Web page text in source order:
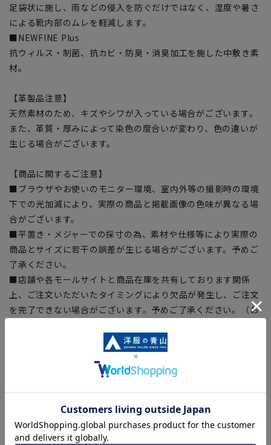
足袋状に施し、雨などの侵入を防ぐだけではなく、湿度や暑さ
による靴内部のムレを軽減します。
■NEWFINE Plus
抗ウィルス・制菌、抗カビ・防臭・消臭加工を施した中敷き素
材。
【革製品注意】
天然素材のため、キズやシワが入っている場合がございます。
また、革質・厚みによって染色の度合いが変わり、色の違いが
生じる場合がございます。
【商品に関するご注意】
■ブラウザやお使いのモニター環境、室内外等の撮影時の環境
下での光加減により、実際の商品と掲載画像の色味が異なる場
合がございます。
■平置き・メジャーでの採寸の為、素材や仕様等により実際の
商品とサイズに若干の誤差が生じる場合がございます。予めご
了承ください。
■店舗や各モールサイトと商品在庫を共有しております関係
上、ご注文いただいたタイミングにより欠品が発生し、ご注文
を完了できない場合がございます。予めご了承ください。（お
てはお急ぎ発送サービスを選択できない場合がございます。)
■機能性ヘンプソックス
(25～27cm)